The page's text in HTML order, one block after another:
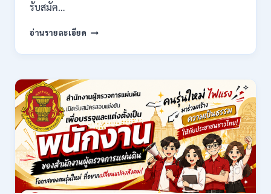
ก
กพ.
สมัคร
17
–
21
สิงหาคม
2569
รับสมัค…
อ่านรายละเอียด มหาวิทยาลัย
ราช
ล้าน
เชียงใหม่
เปิด
รับ
สมัคร
คัด
เลือก
บุคคล
เพื่อ